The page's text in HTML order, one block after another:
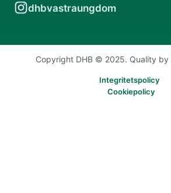
dhbvastraungdom
Copyright DHB © 2025. Quality by
Integritetspolicy
Cookiepolicy